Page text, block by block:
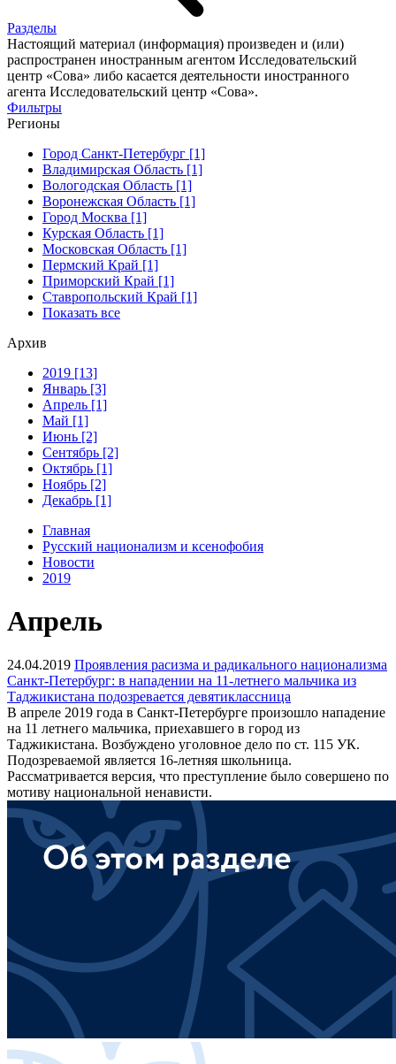
Разделы
Настоящий материал (информация) произведен и (или)
распространен иностранным агентом Исследовательский
центр «Сова» либо касается деятельности иностранного
агента Исследовательский центр «Сова».
Фильтры
Регионы
Город Санкт-Петербург [1]
Владимирская Область [1]
Вологодская Область [1]
Воронежская Область [1]
Город Москва [1]
Курская Область [1]
Московская Область [1]
Пермский Край [1]
Приморский Край [1]
Ставропольский Край [1]
Показать все
Архив
2019 [13]
Январь [3]
Апрель [1]
Май [1]
Июнь [2]
Сентябрь [2]
Октябрь [1]
Ноябрь [2]
Декабрь [1]
Главная
Русский национализм и ксенофобия
Новости
2019
Апрель
24.04.2019 Проявления расизма и радикального национализма
Санкт-Петербург: в нападении на 11-летнего мальчика из
Таджикистана подозревается девятиклассница
В апреле 2019 года в Санкт-Петербурге произошло нападение
на 11 летнего мальчика, приехавшего в город из
Таджикистана. Возбуждено уголовное дело по ст. 115 УК.
Подозреваемой является 16-летняя школьница.
Рассматривается версия, что преступление было совершено по
мотиву национальной ненависти.